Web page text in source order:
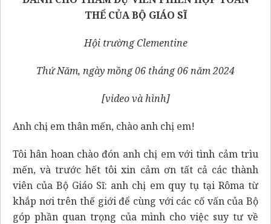
THỂ CỦA BỘ GIÁO SĨ
Hội trường Clementine
ThứNăm, ngày mồng06 tháng06 năm 2024
[video và hình]
Anh chị em thân mến, chào anh chị em!
Tôi hân hoan chào đón anh chị em với tình cảm trìu
mến, và trước hết tôi xin cảm ơn tất cả các thành
viên của Bộ Giáo Sĩ: anh chị em quy tụ tại Rôma từ
khắp nơi trên thế giới để cùng với các cố vấn của Bộ
góp phần quan trọng của mình cho việc suy tư về